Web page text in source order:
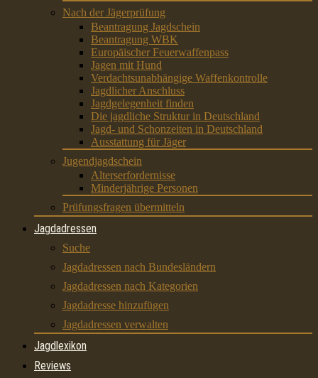
Nach der Jägerprüfung
Beantragung Jagdschein
Beantragung WBK
Europäischer Feuerwaffenpass
Jagen mit Hund
Verdachtsunabhängige Waffenkontrolle
Jagdlicher Anschluss
Jagdgelegenheit finden
Die jagdliche Struktur in Deutschland
Jagd- und Schonzeiten in Deutschland
Ausstattung für Jäger
Jugendjagdschein
Alterserfordernisse
Minderjährige Personen
Prüfungsfragen übermitteln
Jagdadressen
Suche
Jagdadressen nach Bundesländern
Jagdadressen nach Kategorien
Jagdadresse hinzufügen
Jagdadressen verwalten
Jagdlexikon
Reviews